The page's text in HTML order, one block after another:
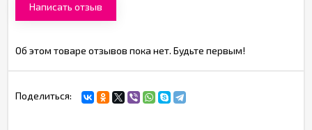
Написать отзыв
Об этом товаре отзывов пока нет. Будьте первым!
Поделиться: